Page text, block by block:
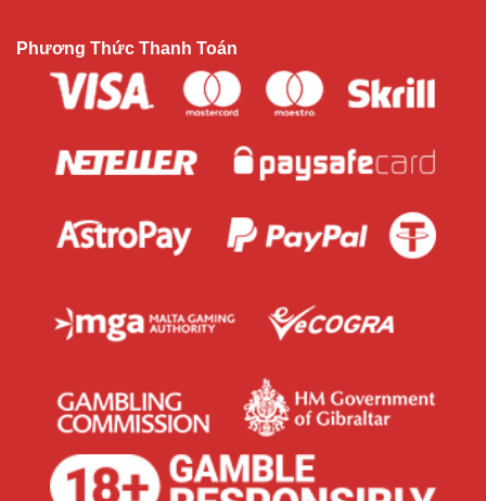
Phương Thức Thanh Toán